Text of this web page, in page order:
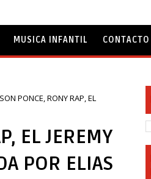
MUSICA INFANTIL CONTACTO
PONCE, RONY RAP, EL
EL JEREMY
POR ELIAS